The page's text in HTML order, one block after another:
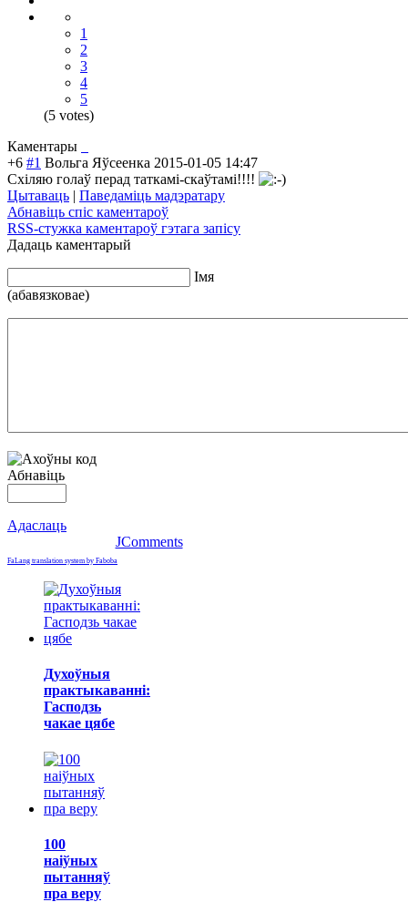
1
2
3
4
5
(5 votes)
Каментары
+6 #1 Вольга Яўсеенка 2015-01-05 14:47
Схіляю голаў перад таткамі-скаўтамі!!!!
Цытаваць | Паведаміць мадэратару
Абнавіць спіс каментароў
RSS-стужка каментароў гэтага запiсу
Дадаць каментарый
Iмя
(абавязковае)
Абнавіць
Адаслаць
JComments
FaLang translation system by Faboba
Духоўныя
практыкаванні:
Гасподзь
чакае цябе
100
наіўных
пытанняў
пра веру